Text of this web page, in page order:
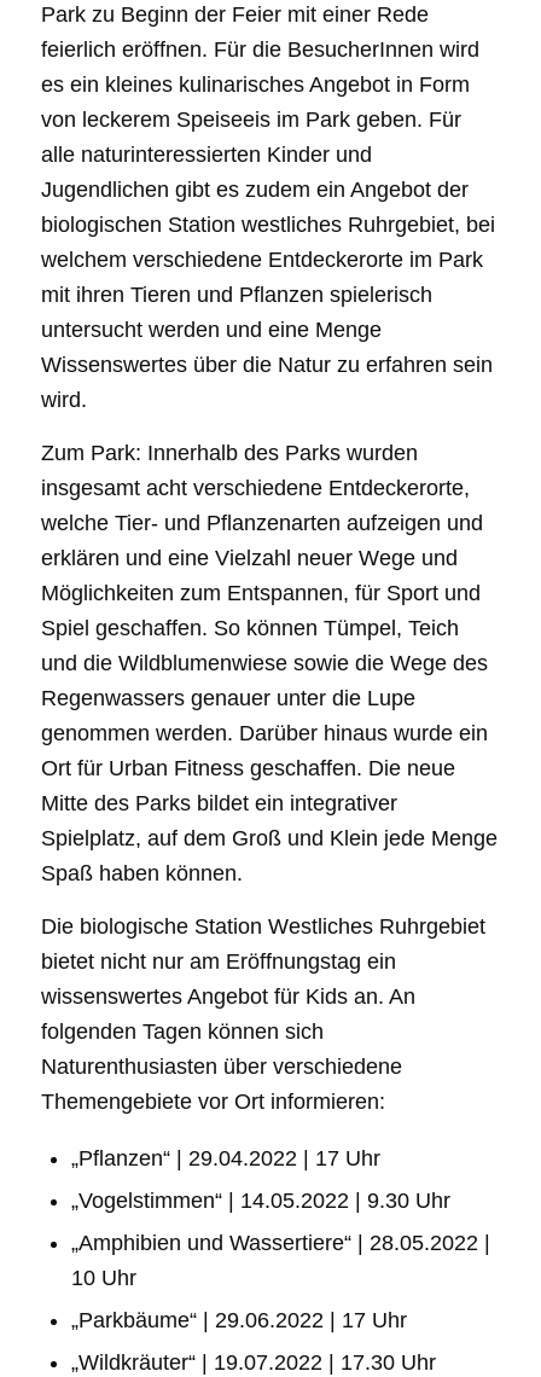
Park zu Beginn der Feier mit einer Rede
feierlich eröffnen. Für die BesucherInnen wird
es ein kleines kulinarisches Angebot in Form
von leckerem Speiseeis im Park geben. Für
alle naturinteressierten Kinder und
Jugendlichen gibt es zudem ein Angebot der
biologischen Station westliches Ruhrgebiet, bei
welchem verschiedene Entdeckerorte im Park
mit ihren Tieren und Pflanzen spielerisch
untersucht werden und eine Menge
Wissenswertes über die Natur zu erfahren sein
wird.
Zum Park: Innerhalb des Parks wurden
insgesamt acht verschiedene Entdeckerorte,
welche Tier- und Pflanzenarten aufzeigen und
erklären und eine Vielzahl neuer Wege und
Möglichkeiten zum Entspannen, für Sport und
Spiel geschaffen. So können Tümpel, Teich
und die Wildblumenwiese sowie die Wege des
Regenwassers genauer unter die Lupe
genommen werden. Darüber hinaus wurde ein
Ort für Urban Fitness geschaffen. Die neue
Mitte des Parks bildet ein integrativer
Spielplatz, auf dem Groß und Klein jede Menge
Spaß haben können.
Die biologische Station Westliches Ruhrgebiet
bietet nicht nur am Eröffnungstag ein
wissenswertes Angebot für Kids an. An
folgenden Tagen können sich
Naturenthusiasten über verschiedene
Themengebiete vor Ort informieren:
„Pflanzen“ | 29.04.2022 | 17 Uhr
„Vogelstimmen“ | 14.05.2022 | 9.30 Uhr
„Amphibien und Wassertiere“ | 28.05.2022 |
10 Uhr
„Parkbäume“ | 29.06.2022 | 17 Uhr
„Wildkräuter“ | 19.07.2022 | 17.30 Uhr